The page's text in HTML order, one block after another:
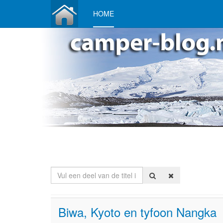
HOME
Vul een deel van de titel in
Biwa, Kyoto en tyfoon Nangka